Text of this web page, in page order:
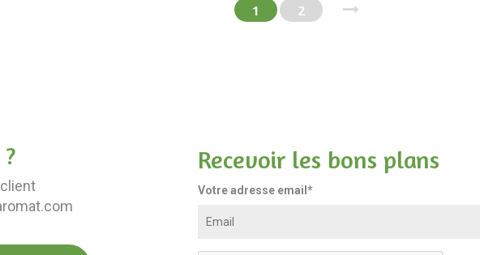
1 2
Recevoir les bons plans
Votre adresse email*